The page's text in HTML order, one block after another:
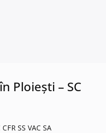
Ploiești – SC
SS VAC SA